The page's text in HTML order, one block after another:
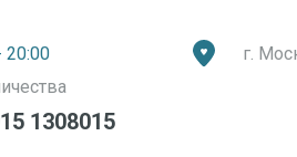
20:00
1308015
г.